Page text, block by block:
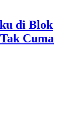
di Blok
Cuma